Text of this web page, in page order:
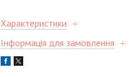
Характеристики
Інформація для замовлення